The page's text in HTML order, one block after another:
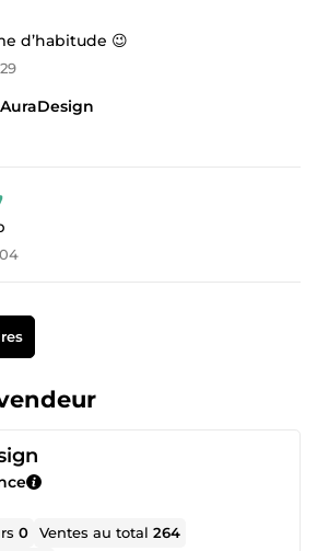
d’habitude 😉
0 Ventes au total264